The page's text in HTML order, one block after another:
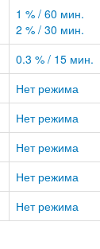
1 % / 60 мин.
2 % / 30 мин.
0.3 % / 15 мин.
Нет режима
Нет режима
Нет режима
Нет режима
Нет режима